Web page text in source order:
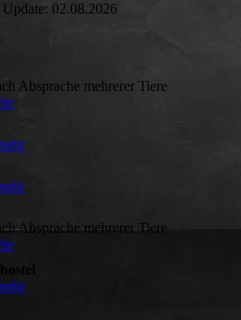
Update: 02.08.2026
Absprache mehrerer Tiere
Absprache mehrerer Tiere